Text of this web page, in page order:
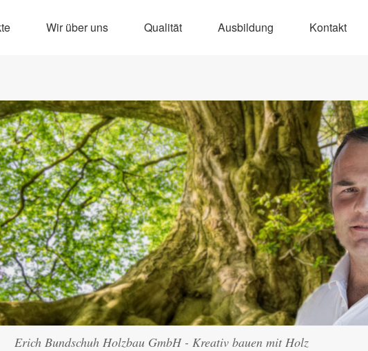
Wir über uns Qualität Ausbildung Kontakt
Erich Bundschuh Holzbau GmbH - Kreativ bauen mit Holz